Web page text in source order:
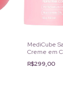
MediCube
Creme em
R$299,00